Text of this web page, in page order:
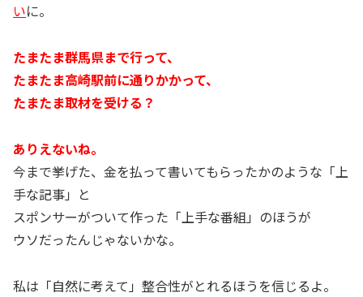
いに。
たまたま群馬県まで行って、
たまたま高崎駅前に通りかかって、
たまたま取材を受ける？
ありえないね。
今まで挙げた、金を払って書いてもらったかのような「上
手な記事」と
スポンサーがついて作った「上手な番組」のほうが
ウソだったんじゃないかな。
私は「自然に考えて」整合性がとれるほうを信じるよ。